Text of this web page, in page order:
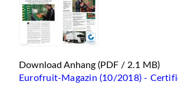
Download Anhang (PDF / 2.1 MB)
Eurofruit-Magazin (10/2018) -